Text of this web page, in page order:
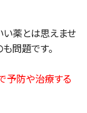
い薬とは思えませ
問題です。
予防や治療する